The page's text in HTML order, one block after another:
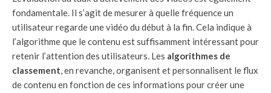
fondamentale. Il s’agit de mesurer à quelle fréquence un
utilisateur regarde une vidéo du début à la fin. Cela indique à
l’algorithme que le contenu est suffisamment intéressant pour
retenir l’attention des utilisateurs. Les algorithmes de
classement, en revanche, organisent et personnalisent le flux
de contenu en fonction de ces informations pour créer une